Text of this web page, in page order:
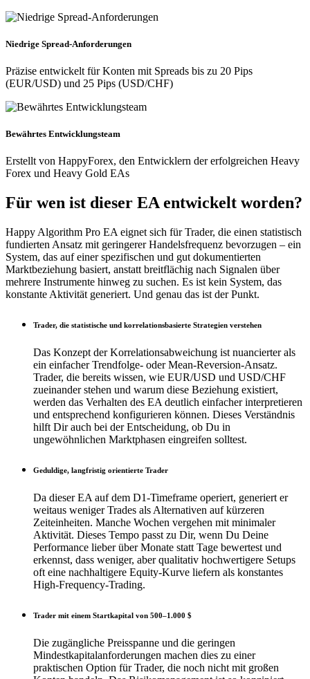
Niedrige Spread-Anforderungen
Präzise entwickelt für Konten mit Spreads bis zu 20 Pips
(EUR/USD) und 25 Pips (USD/CHF)
Bewährtes Entwicklungsteam
Erstellt von HappyForex, den Entwicklern der erfolgreichen Heavy
Forex und Heavy Gold EAs
Für wen ist dieser EA entwickelt worden?
Happy Algorithm Pro EA eignet sich für Trader, die einen statistisch
fundierten Ansatz mit geringerer Handelsfrequenz bevorzugen – ein
System, das auf einer spezifischen und gut dokumentierten
Marktbeziehung basiert, anstatt breitflächig nach Signalen über
mehrere Instrumente hinweg zu suchen. Es ist kein System, das
konstante Aktivität generiert. Und genau das ist der Punkt.
Trader, die statistische und korrelationsbasierte Strategien verstehen
Das Konzept der Korrelationsabweichung ist nuancierter als
ein einfacher Trendfolge- oder Mean-Reversion-Ansatz.
Trader, die bereits wissen, wie EUR/USD und USD/CHF
zueinander stehen und warum diese Beziehung existiert,
werden das Verhalten des EA deutlich einfacher interpretieren
und entsprechend konfigurieren können. Dieses Verständnis
hilft Dir auch bei der Entscheidung, ob Du in
ungewöhnlichen Marktphasen eingreifen solltest.
Geduldige, langfristig orientierte Trader
Da dieser EA auf dem D1-Timeframe operiert, generiert er
weitaus weniger Trades als Alternativen auf kürzeren
Zeiteinheiten. Manche Wochen vergehen mit minimaler
Aktivität. Dieses Tempo passt zu Dir, wenn Du Deine
Performance lieber über Monate statt Tage bewertest und
erkennst, dass weniger, aber qualitativ hochwertigere Setups
oft eine nachhaltigere Equity-Kurve liefern als konstantes
High-Frequency-Trading.
Trader mit einem Startkapital von 500–1.000 $
Die zugängliche Preisspanne und die geringen
Mindestkapitalanforderungen machen dies zu einer
praktischen Option für Trader, die noch nicht mit großen